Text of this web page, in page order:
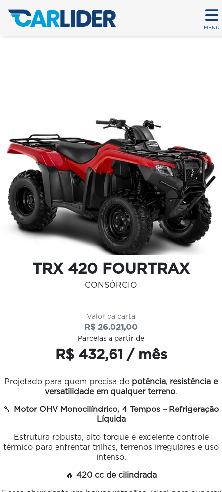
MENU
TRX 420 FOURTRAX
CONSÓRCIO
Valor da carta
R$ 26.021,00
Parcelas a partir de
R$ 432,61 / mês
Projetado para quem precisa de potência, resistência e
versatilidade em qualquer terreno.
🔧 Motor OHV Monocilíndrico, 4 Tempos – Refrigeração
Líquida
Estrutura robusta, alto torque e excelente controle
térmico para enfrentar trilhas, terrenos irregulares e uso
intenso.
🔥 420 cc de cilindrada